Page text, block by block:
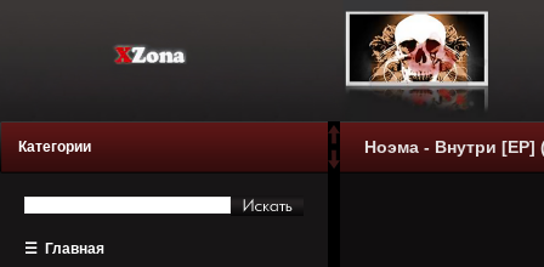
Категории
☰ Главная
Ноэма - Внутри [EP]